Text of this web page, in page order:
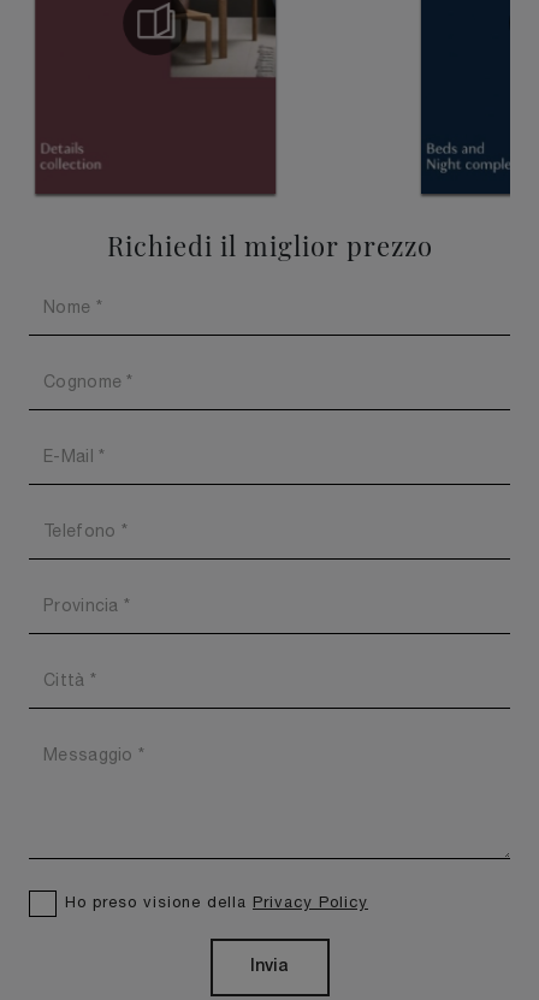
Richiedi il miglior prezzo
Ho preso visione della Privacy Policy
Invia